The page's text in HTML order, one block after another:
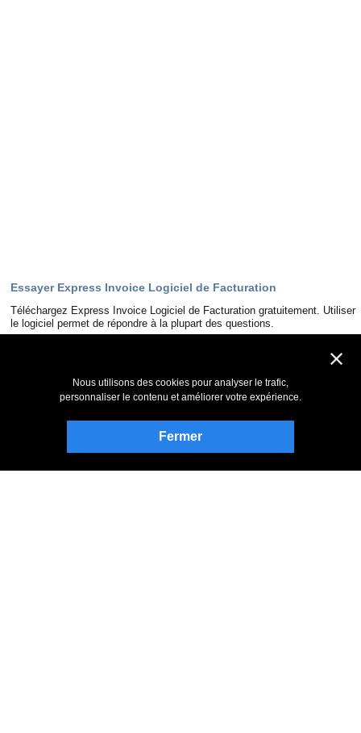
Essayer Express Invoice Logiciel de Facturation
Téléchargez Express Invoice Logiciel de Facturation gratuitement. Utiliser
le logiciel permet de répondre à la plupart des questions.
Rester informé
S’abonner à notre bulletin d’information
Page Facebook de NCH
Nous utilisons des cookies pour analyser le trafic,
personnaliser le contenu et améliorer votre expérience.
Fermer